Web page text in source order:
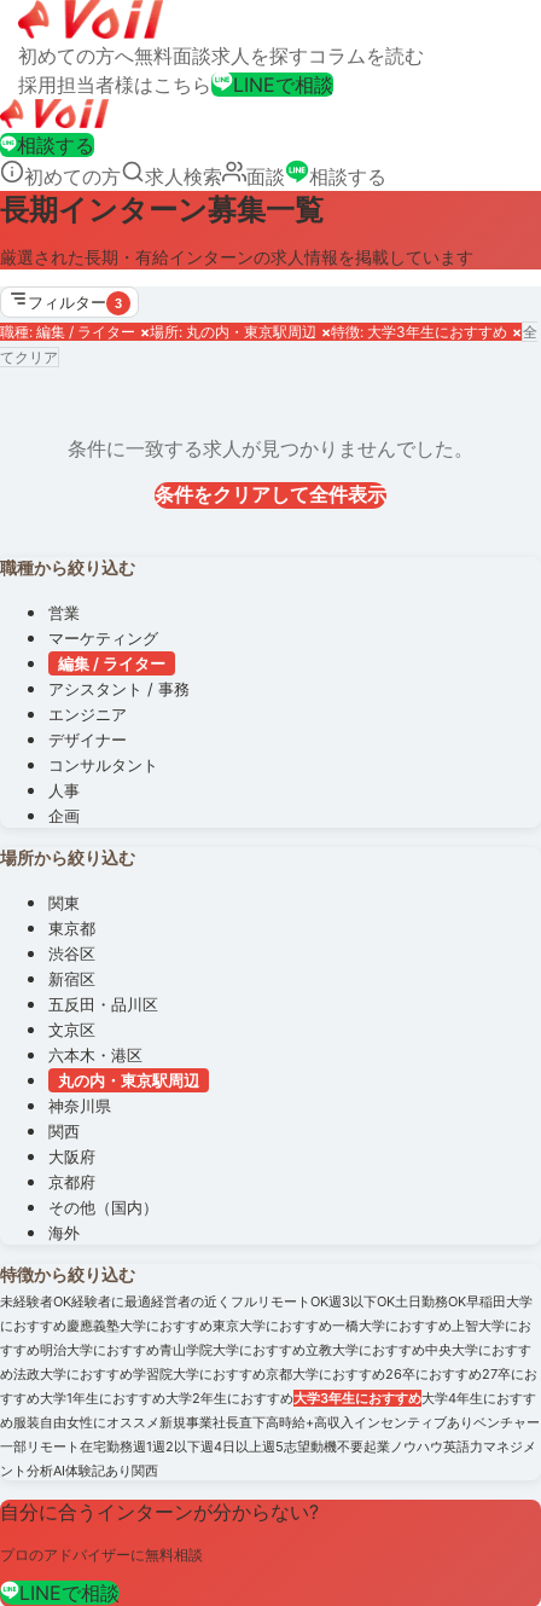
初めての方へ無料面談求人を探すコラムを読む
採用担当者様はこちら
LINEで相談
相談する
初めての方
求人検索 面談 相談する
長期インターン募集一覧
厳選された長期・有給インターンの求人情報を掲載しています
フィルター 3
職種: 編集 / ライター ×場所: 丸の内・東京駅周辺 ×特徴: 大学3年生におすすめ ×全
てクリア
条件に一致する求人が見つかりませんでした。
条件をクリアして全件表示
職種から絞り込む
営業
マーケティング
編集 / ライター
アシスタント / 事務
エンジニア
デザイナー
コンサルタント
人事
企画
場所から絞り込む
関東
東京都
渋谷区
新宿区
五反田・品川区
文京区
六本木・港区
丸の内・東京駅周辺
神奈川県
関西
大阪府
京都府
その他（国内）
海外
特徴から絞り込む
未経験者OK経験者に最適経営者の近く フルリモートOK週3以下OK土日勤務OK早稲田大学
におすすめ慶應義塾大学におすすめ東京大学におすすめ一橋大学におすすめ上智大学にお
すすめ明治大学におすすめ青山学院大学におすすめ立教大学におすすめ中央大学におすす
め法政大学におすすめ学習院大学におすすめ京都大学におすすめ26卒におすすめ27卒にお
すすめ大学1年生におすすめ大学2年生におすすめ大学3年生におすすめ大学4年生におすす
め服装自由女性にオススメ新規事業社長直下高時給+高収入 インセンティブありベンチャー
一部リモート在宅勤務週1週2以下週4日以上週5志望動機不要起業ノウハウ英語力マネジメ
ント分析AI体験記あり関西
自分に合うインターンが分からない?
プロのアドバイザーに無料相談
LINEで相談